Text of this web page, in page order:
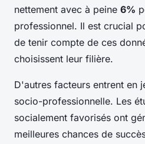
nettement avec à peine 6%
professionnel. Il est crucial
de tenir compte de ces
choisissent leur filière.
D'autres facteurs entrent en
socio-professionnelle. Les
socialement favorisés ont
meilleures chances de